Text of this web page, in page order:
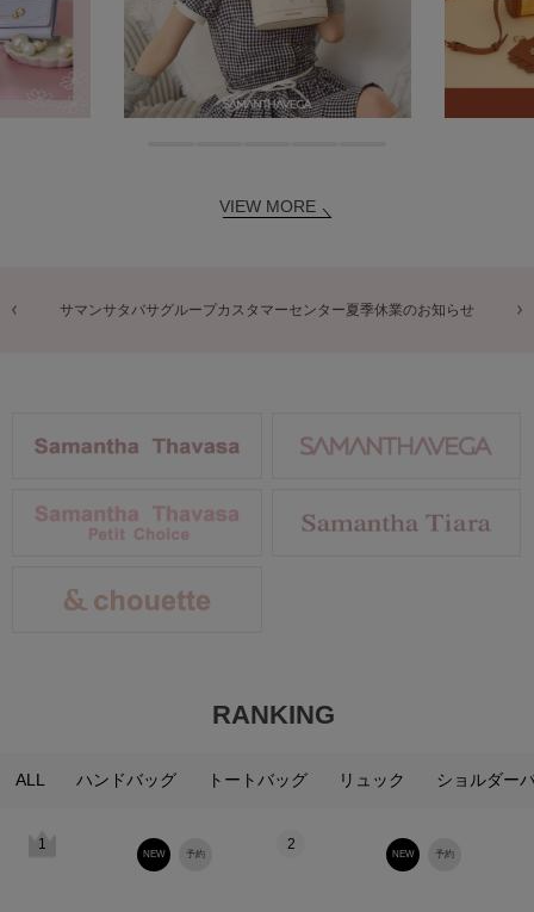
VIEW MORE
商品に関するお詫びとお知らせ
RANKING
ALL ハンドバッグ トートバッグ リュック ショルダー
1
予約
NEW
2
予約
NEW